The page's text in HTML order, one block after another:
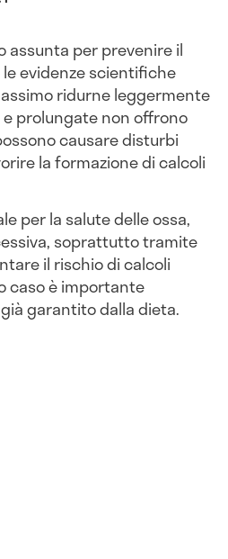
assunta per prevenire il
evidenze scientifiche
ridurne leggermente
e prolungate non offrono
causare disturbi
la formazione di calcoli
per la salute delle ossa,
soprattutto tramite
il rischio di calcoli
caso è importante
garantito dalla dieta.